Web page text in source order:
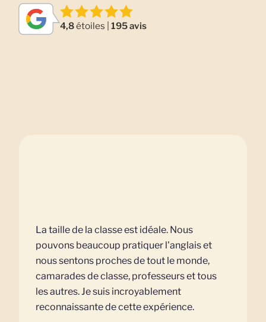
4,8étoiles |195 avis
La taille de la classe est idéale. Nous
pouvons beaucoup pratiquer l'anglais et
nous sentons proches de tout le monde,
camarades de classe, professeurs et tous
les autres. Je suis incroyablement
reconnaissante de cette expérience.